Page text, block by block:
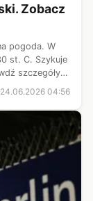
Zobacz
pogoda. W
st. C. Szykuje
szczegóły
24.06.2026 04:56